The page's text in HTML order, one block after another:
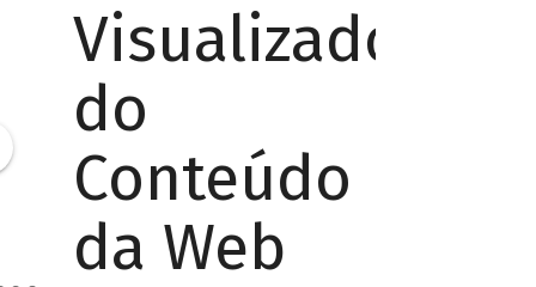
Visualizador
do
Conteúdo
da Web